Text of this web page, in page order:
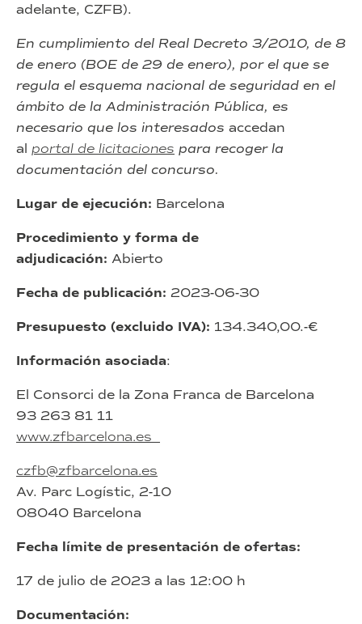
adelante, CZFB).
En cumplimiento del Real Decreto 3/2010, de 8
de enero (BOE de 29 de enero), por el que se
regula el esquema nacional de seguridad en el
ámbito de la Administración Pública, es
necesario que los interesados accedan
al portal de licitaciones para recoger la
documentación del concurso.
Lugar de ejecución: Barcelona
Procedimiento y forma de
adjudicación: Abierto
Fecha de publicación: 2023-06-30
Presupuesto (excluido IVA): 134.340,00.-€
Información asociada:
El Consorci de la Zona Franca de Barcelona
93 263 81 11
www.zfbarcelona.es
czfb@zfbarcelona.es
Av. Parc Logístic, 2-10
08040 Barcelona
Fecha límite de presentación de ofertas:
17 de julio de 2023 a las 12:00 h
Documentación: